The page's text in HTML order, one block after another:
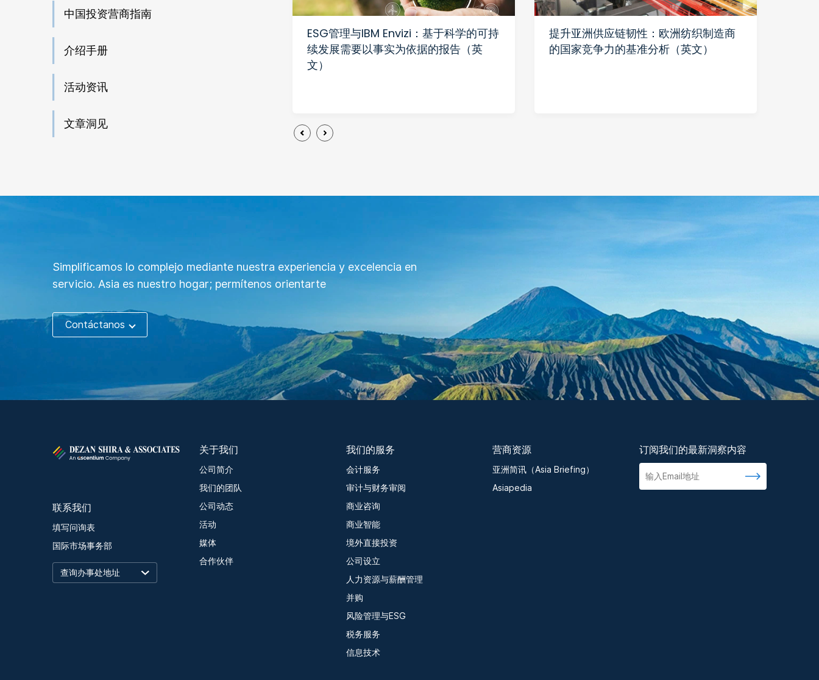
中国投资营商指南
介绍手册
活动资讯
文章洞见
ESG管理与IBM Envizi：基于科学的可持
续发展需要以事实为依据的报告（英
文）
提升亚洲供应链韧性：欧洲纺织制造商
的国家竞争力的基准分析（英文）
Simplificamos lo complejo mediante nuestra experiencia y excelencia en
servicio. Asia es nuestro hogar; permítenos orientarte
Contáctanos
联系我们
填写问询表
国际市场事务部
关于我们
公司简介
我们的团队
公司动态
活动
媒体
合作伙伴
我们的服务
会计服务
审计与财务审阅
商业咨询
商业智能
境外直接投资
公司设立
人力资源与薪酬管理
并购
风险管理与ESG
税务服务
信息技术
营商资源
亚洲简讯（Asia Briefing）
Asiapedia
订阅我们的最新洞察内容